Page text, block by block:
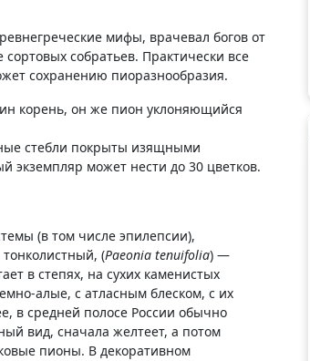
мифы, врачевал богов от
собратьев. Практически все
сохранению пиоразнообразия.
корень, он же пион уклоняющийся
стебли покрыты изящными
может нести до 30 цветков.
(в том числе эпилепсии),
(Paeonia tenuifolia) —
в степях, на сухих каменистых
алые, с атласным блеском, с их
в средней полосе России обычно
вид, сначала желтеет, а потом
пионы. В декоративном